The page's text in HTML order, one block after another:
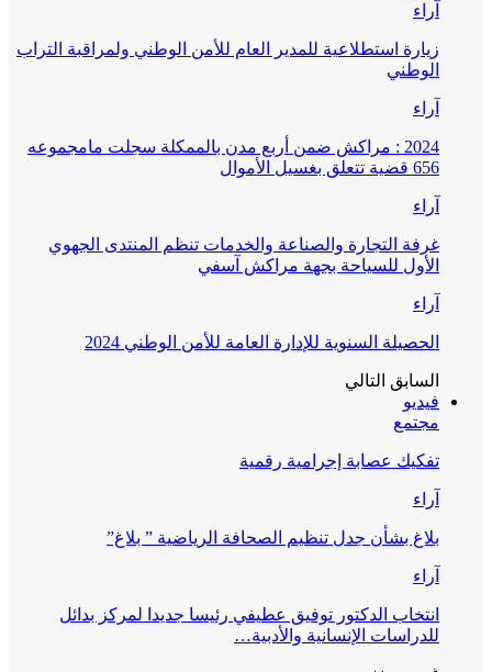
آراء
زيارة استطلاعية للمدير العام للأمن الوطني ولمراقبة التراب
الوطني
آراء
2024 : مراكش ضمن أربع مدن بالممكلة سجلت مامجموعه
656 قضية تتعلق بغسيل الأموال
آراء
غرفة التجارة والصناعة والخدمات تنظم المنتدى الجهوي
الأول للسياحة بجهة مراكش آسفي
آراء
الحصيلة السنوية للإدارة العامة للأمن الوطني 2024
السابق التالي
فيديو
مجتمع
تفكيك عصابة إجرامية رقمية
آراء
بلاغ بشأن جدل تنظيم الصحافة الرياضية ” بلاغ”
آراء
انتخاب الدكتور توفيق عطيفي رئيسا جديدا لمركز بدائل
للدراسات الإنسانية والأدبية…